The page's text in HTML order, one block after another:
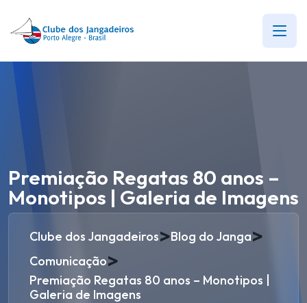
Premiação Regatas 80 anos –
Monotipos | Galeria de Imagens
Clube dos Jangadeiros>Blog do Janga>
Comunicação>
Premiação Regatas 80 anos – Monotipos |
Galeria de Imagens